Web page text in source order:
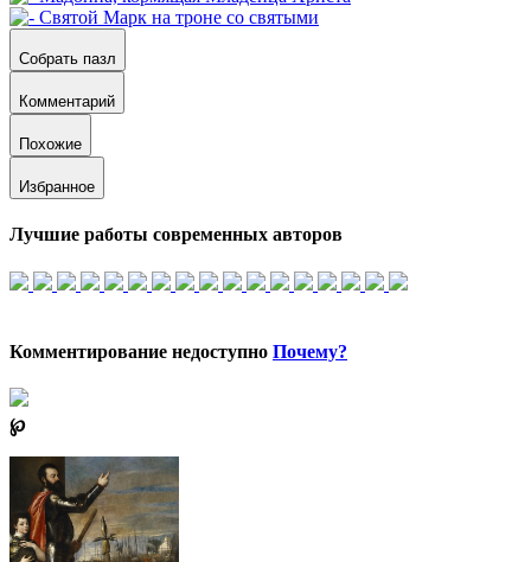
Собрать пазл
Комментарий
Похожие
Избранное
Лучшие работы современных авторов
Комментирование недоступно Почему?
℘